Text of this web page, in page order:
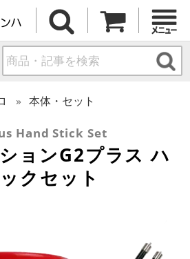
本体・セット
Hand Stick Set
ョンG2プラス ハ
クセット